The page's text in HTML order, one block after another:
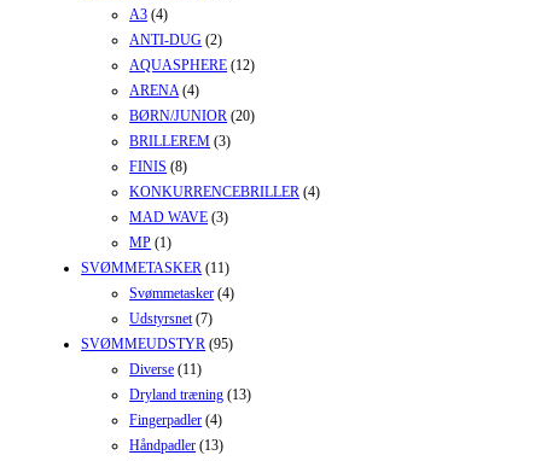
A3 (4)
ANTI-DUG (2)
AQUASPHERE (12)
ARENA (4)
BØRN/JUNIOR (20)
BRILLEREM (3)
FINIS (8)
KONKURRENCEBRILLER (4)
MAD WAVE (3)
MP (1)
SVØMMETASKER (11)
Svømmetasker (4)
Udstyrsnet (7)
SVØMMEUDSTYR (95)
Diverse (11)
Dryland træning (13)
Fingerpadler (4)
Håndpadler (13)